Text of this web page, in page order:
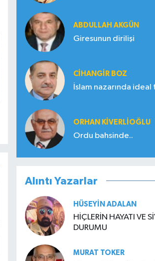
ABDULLAH AKGÜN
Giresunun dirilişi
CIHANGIR BOZ
İslam nazarında
ORHAN KIVERLIOĞLU
Ordu bahsinde..
Alıntı Yazarlar
HÜSEYIN ADALAN
HİÇLERİN HAYATI VE
DURUMU
MURAT TOKER